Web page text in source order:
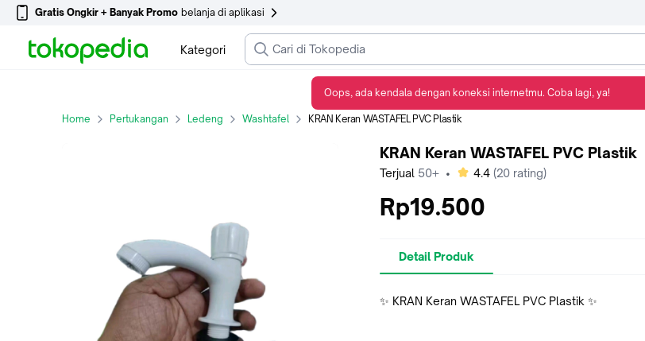
Gratis Ongkir + Banyak Promo belanja di aplikasi
Kategori
Home Pertukangan Ledeng Washtafel KRAN Keran WASTAFEL PVC Plastik
KRAN Keran WASTAFEL PVC Plastik
Terjual 50+ • bintang
4.4 (20 rating)
Rp19.500
Detail Produk
✨ KRAN Keran WASTAFEL PVC Plastik ✨
Oops, ada kendala dengan koneksi internetmu. Coba lagi, ya!